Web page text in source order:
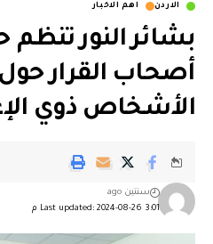
الاردن اهم الاخبار
بشائر النور تنظم
أصحاب القرار
الأشخاص ذوي
Last updated: 2024-08-26 3:01 م
سنتين ago